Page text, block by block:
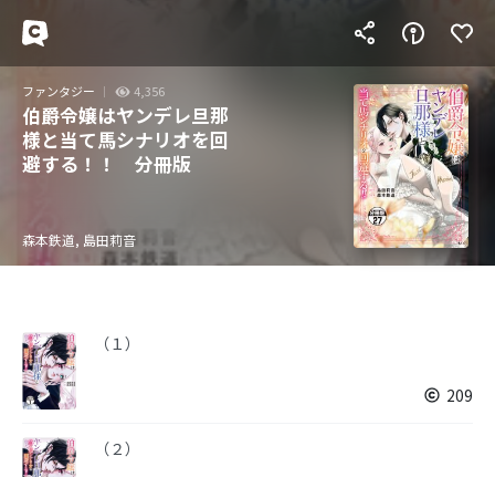
ファンタジー 4,356
伯爵令嬢はヤンデレ旦那
様と当て馬シナリオを回
避する！！ 分冊版
森本鉄道, 島田莉音
（１）
209
（２）